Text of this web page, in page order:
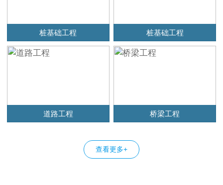
桩基础工程 桩基础工程
道路工程 桥梁工程
查看更多+